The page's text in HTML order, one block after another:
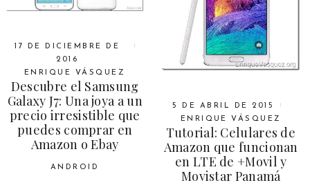
17 DE DICIEMBRE DE
2016
ENRIQUE VÁSQUEZ
Descubre el Samsung
Galaxy J7: Una joya a un
precio irresistible que
puedes comprar en
Amazon o Ebay
ANDROID
5 DE ABRIL DE 2015
ENRIQUE VÁSQUEZ
Tutorial: Celulares de
Amazon que funcionan
en LTE de +Movil y
Movistar Panamá